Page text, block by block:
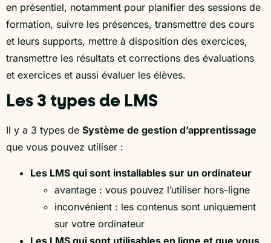
en présentiel, notamment pour planifier des sessions de
formation, suivre les présences, transmettre des cours
et leurs supports, mettre à disposition des exercices,
transmettre les résultats et corrections des évaluations
et exercices et aussi évaluer les élèves.
Les 3 types de LMS
Il y a 3 types de Système de gestion d’apprentissage
que vous pouvez utiliser :
Les LMS qui sont installables sur un ordinateur
avantage : vous pouvez l’utiliser hors-ligne
inconvénient : les contenus sont uniquement
sur votre ordinateur
Les LMS qui sont utilisables en ligne et que vous